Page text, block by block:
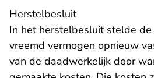
Herstelbesluit
In het herstelbesluit stelde
vreemd vermogen opnieuw
van de daadwerkelijk door